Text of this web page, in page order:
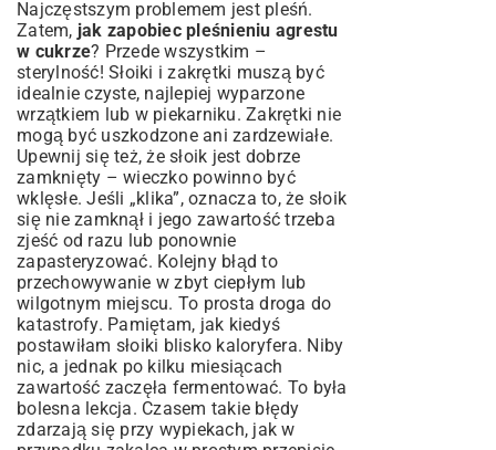
Najczęstszym problemem jest pleśń.
Zatem, jak zapobiec pleśnieniu agrestu
w cukrze? Przede wszystkim –
sterylność! Słoiki i zakrętki muszą być
idealnie czyste, najlepiej wyparzone
wrzątkiem lub w piekarniku. Zakrętki nie
mogą być uszkodzone ani zardzewiałe.
Upewnij się też, że słoik jest dobrze
zamknięty – wieczko powinno być
wklęsłe. Jeśli „klika”, oznacza to, że słoik
się nie zamknął i jego zawartość trzeba
zjeść od razu lub ponownie
zapasteryzować. Kolejny błąd to
przechowywanie w zbyt ciepłym lub
wilgotnym miejscu. To prosta droga do
katastrofy. Pamiętam, jak kiedyś
postawiłam słoiki blisko kaloryfera. Niby
nic, a jednak po kilku miesiącach
zawartość zaczęła fermentować. To była
bolesna lekcja. Czasem takie błędy
zdarzają się przy wypiekach, jak w